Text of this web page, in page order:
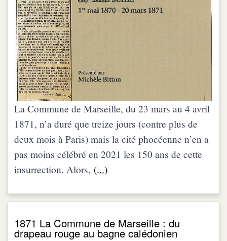
La Commune de Marseille, du 23 mars au 4 avril
1871, n’a duré que treize jours (contre plus de
deux mois à Paris) mais la cité phocéenne n’en a
pas moins célébré en 2021 les 150 ans de cette
insurrection. Alors, (...)
1871 La Commune de Marseille : du
drapeau rouge au bagne calédonien